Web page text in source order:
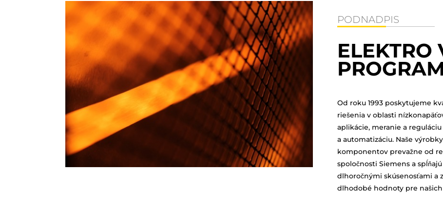
PODNADPIS
ELEKTRO
Od roku 1993 poskytujeme
riešenia v oblasti
aplikácie, meranie a
a automatizáciu. Naše
komponentov prevažne od
spoločnosti Siemens a
dlhoročnými skúsenosťami a
dlhodobé hodnoty pre našich